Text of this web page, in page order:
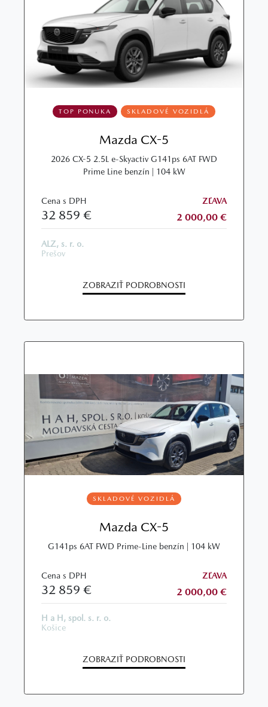
TOP PONUKA SKLADOVÉ VOZIDLÁ
Mazda CX-5
2026 CX-5 2.5L e-Skyactiv G141ps 6AT FWD
Prime Line benzín | 104 kW
Cena s DPH
32 859 €
ZĽAVA
2 000,00 €
ALZ, s. r. o.
Prešov
ZOBRAZIŤ PODROBNOSTI
SKLADOVÉ VOZIDLÁ
Mazda CX-5
G141ps 6AT FWD Prime-Line benzín | 104 kW
Cena s DPH
32 859 €
ZĽAVA
2 000,00 €
H a H, spol. s. r. o.
Košice
ZOBRAZIŤ PODROBNOSTI